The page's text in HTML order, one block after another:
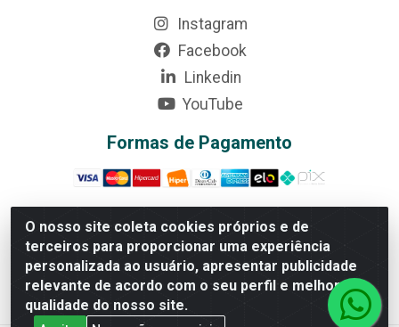
O nosso site coleta cookies próprios e de
terceiros para proporcionar uma experiência
personalizada ao usuário, apresentar publicidade
relevante de acordo com o seu perfil e melhorar a
qualidade do nosso site.
Instagram
Facebook
Linkedin
YouTube
Formas de Pagamento
Rede Brasil - Avenida Universitária, nº 3860, Jardim das
Américas II Etapa - Anápolis/GO - CEP 75070-415 -
CNPJ 07.728.073/0002-24